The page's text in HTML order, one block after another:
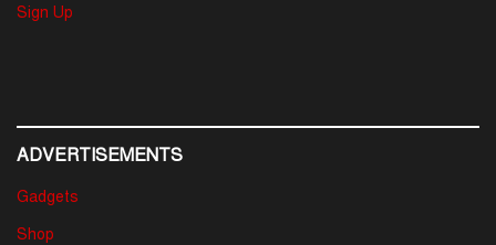
Sign Up
ADVERTISEMENTS
Gadgets
Shop